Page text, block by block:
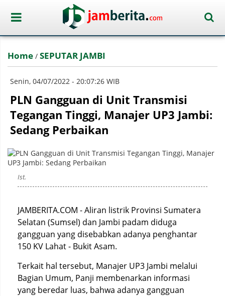
Home / SEPUTAR JAMBI
Senin, 04/07/2022 - 20:07:26 WIB
PLN Gangguan di Unit Transmisi
Tegangan Tinggi, Manajer UP3 Jambi:
Sedang Perbaikan
Ist.
JAMBERITA.COM - Aliran listrik Provinsi Sumatera
Selatan (Sumsel) dan Jambi padam diduga
gangguan yang disebabkan adanya penghantar
150 KV Lahat - Bukit Asam.
Terkait hal tersebut, Manajer UP3 Jambi melalui
Bagian Umum, Panji membenarkan informasi
yang beredar luas, bahwa adanya gangguan